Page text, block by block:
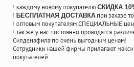
! каждому новому покупателю СКИДКА
! БЕСПЛАТНАЯ ДОСТАВКА при заказе
! оптовым покупателям СПЕЦИАЛЬНЫЕ
! так же у нас постоянно проводятся
Силденафила по очень выгодным ценам!
Cотрудники нашей фирмы прилагают
покупателей